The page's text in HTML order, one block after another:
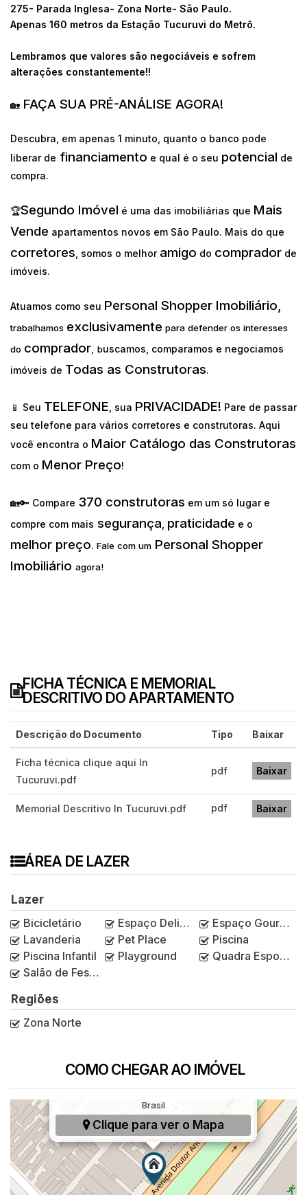
275- Parada Inglesa- Zona Norte- São Paulo.
Apenas 160 metros da Estação Tucuruvi do Metrô.
Lembramos que valores são negociáveis e sofrem
alterações constantemente!!
🏡 FAÇA SUA PRÉ-ANÁLISE AGORA!
Descubra, em apenas 1 minuto, quanto o banco pode
liberar de financiamento e qual é o seu potencial de
compra.
🏆Segundo Imóvel é uma das imobiliárias que Mais
Vende apartamentos novos em São Paulo. Mais do que
corretores , somos o melhor amigo do comprador de
imóveis.
Atuamos como seu Personal Shopper Imobiliário,
trabalhamos exclusivamente para defender os interesses
do comprador, buscamos, comparamos e negociamos
imóveis de Todas as Construtoras.
📱 Seu TELEFONE , sua PRIVACIDADE! Pare de passar
seu telefone para vários corretores e construtoras. Aqui
você encontra o Maior Catálogo das Construtoras
com o Menor Preço!
🏡🔑 Compare 370 construtoras em um só lugar e
compre com mais segurança praticidade e o
melhor preço. Fale com um Personal Shopper
Imobiliário agora!
FICHA TÉCNICA E MEMORIAL
DESCRITIVO DO APARTAMENTO
Descrição do Documento Tipo Baixar
Ficha técnica clique aqui In
Tucuruvi.pdf
pdf Baixar
Memorial Descritivo In Tucuruvi.pdf pdf Baixar
ÁREA DE LAZER
Lazer
Bicicletário
Espaço Delivery
Espaço Gourmet
Lavanderia
Pet Place
Piscina
Piscina Infantil
Playground
Quadra Esportiva
Salão de Festas
Regiões
Zona Norte
COMO CHEGAR AO IMÓVEL
Parada Inglesa, São Paulo, SP, São Paulo,
Brasil
Clique para ver o Mapa